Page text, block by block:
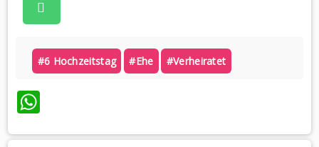
#6 Hochzeitstag #ehe #verheiratet
WhatsApp